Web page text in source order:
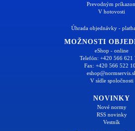
Prevodným
V hotovosti
Úhrada objednávky -
MOŽNOSTI
eShop - online
Telefón: +420 566 621
Fax: +420 566 522
V sídle spoločnosti
NOVINKY
Nové normy
RSS novinky
Vestník